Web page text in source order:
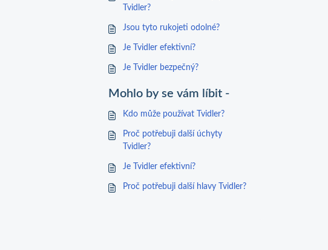
Tvidler?
Jsou tyto rukojeti odolné?
Je Tvidler efektivní?
Je Tvidler bezpečný?
Mohlo by se vám líbit -
Kdo může používat Tvidler?
Proč potřebuji další úchyty
Tvidler?
Je Tvidler efektivní?
Proč potřebuji další hlavy Tvidler?